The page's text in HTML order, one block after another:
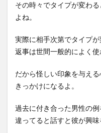
その時々でタイプが変わ
よね。
実際に相手次第でタイプ
返事は世間一般的によく使
だから怪しい印象を与え
きっかけになるよ。
過去に付き合った男性の
違ってると話すと彼が興味